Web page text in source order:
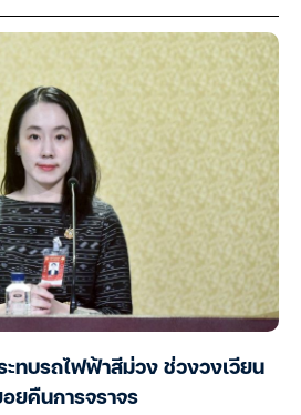
ทบรถไฟฟ้าสีม่วง ช่วงวงเวียน
ยคืนการจราจร